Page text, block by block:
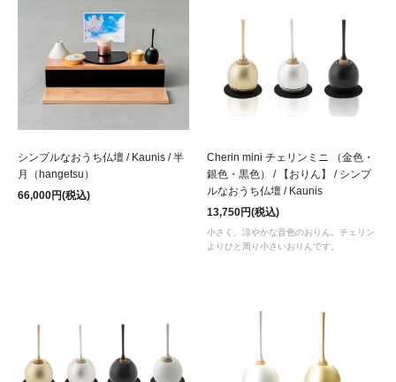
シンプルなおうち仏壇 / Kaunis / 半
月（hangetsu）
66,000円(税込)
Cherin mini チェリンミニ （金色・
銀色・黒色） / 【おりん】 / シンプ
ルなおうち仏壇 / Kaunis
13,750円(税込)
小さく、涼やかな音色のおりん。チェリン
よりひと周り小さいおりんです。